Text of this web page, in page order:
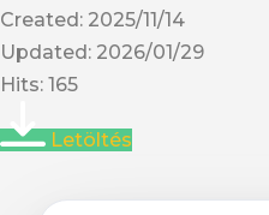
Created: 2025/11/14
Updated: 2026/01/29
Hits: 165
Letöltés